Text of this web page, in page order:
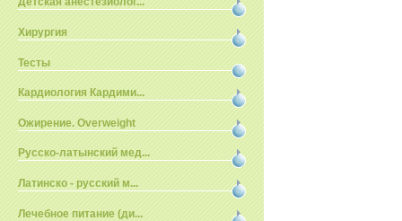
Хирургия
Тесты
Кардиология Кардими...
Ожирение. Overweight
Русско-латынский мед...
Латинско - русский м...
Лечебное питание (ди...